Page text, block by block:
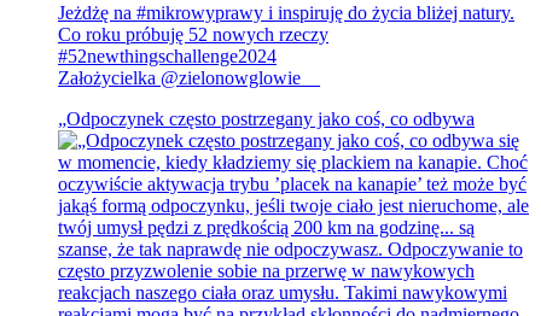
Jeżdżę na #mikrowyprawy i inspiruję do życia bliżej natury.
Co roku próbuję 52 nowych rzeczy
#52newthingschallenge2024
Założycielka @zielonowglowie__
„Odpoczynek często postrzegany jako coś, co odbywa